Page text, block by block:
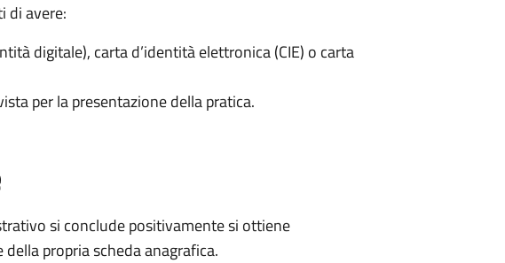
di avere:
digitale), carta d’identità elettronica (CIE) o carta
per la presentazione della pratica.
si conclude positivamente si ottiene
propria scheda anagrafica.